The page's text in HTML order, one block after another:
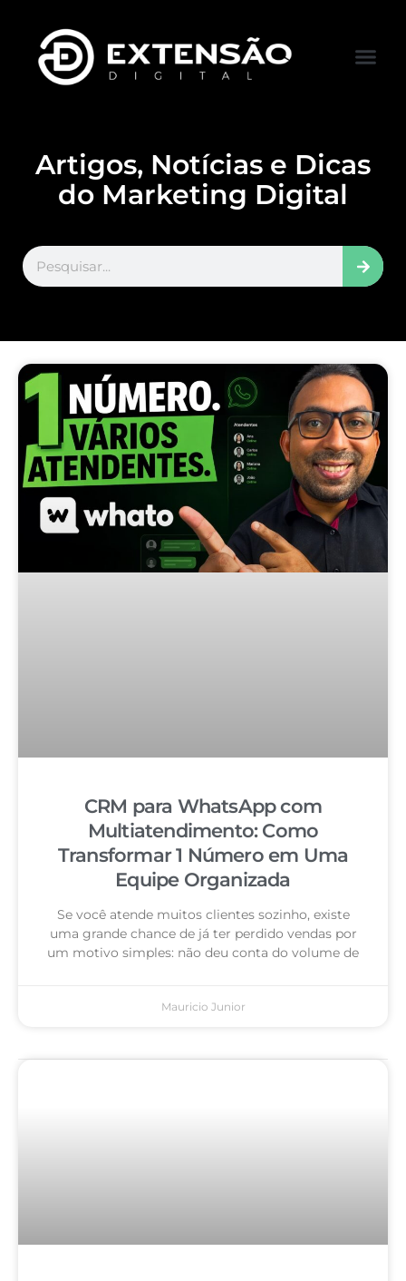
Artigos, Notícias e Dicas
do Marketing Digital
CRM para WhatsApp com
Multiatendimento: Como
Transformar 1 Número em Uma
Equipe Organizada
Se você atende muitos clientes sozinho, existe
uma grande chance de já ter perdido vendas por
um motivo simples: não deu conta do volume de
Mauricio Junior